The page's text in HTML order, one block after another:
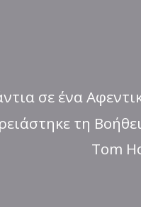
σε ένα
τη
Tom